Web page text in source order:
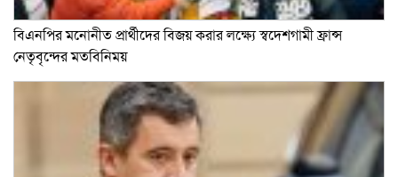
বিএনপির মনোনীত প্রার্থীদের বিজয় করার লক্ষ্যে স্বদেশগামী ফ্রান্স
নেতৃবৃন্দের মতবিনিময়